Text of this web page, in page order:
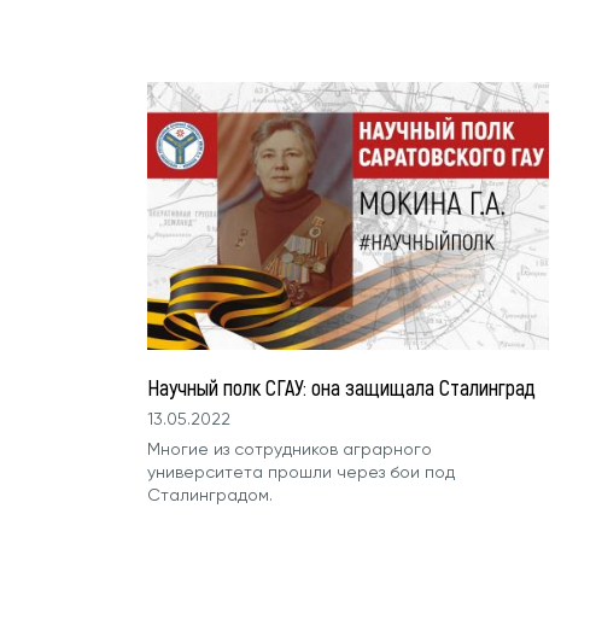
Научный полк СГАУ: она защищала Сталинград
13.05.2022
Многие из сотрудников аграрного
университета прошли через бои под
Сталинградом.